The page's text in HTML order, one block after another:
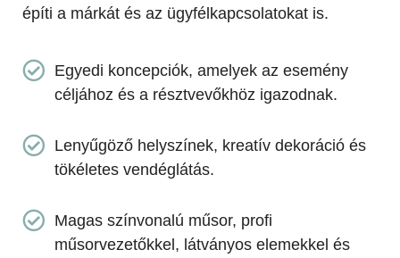
építi a márkát és az ügyfélkapcsolatokat is.
Egyedi koncepciók, amelyek az esemény
céljához és a résztvevőkhöz igazodnak.
Lenyűgöző helyszínek, kreatív dekoráció és
tökéletes vendéglátás.
Magas színvonalú műsor, profi
műsorvezetőkkel, látványos elemekkel és